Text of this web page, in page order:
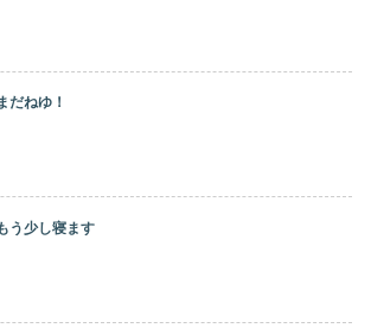
だねゆ！
う少し寝ます